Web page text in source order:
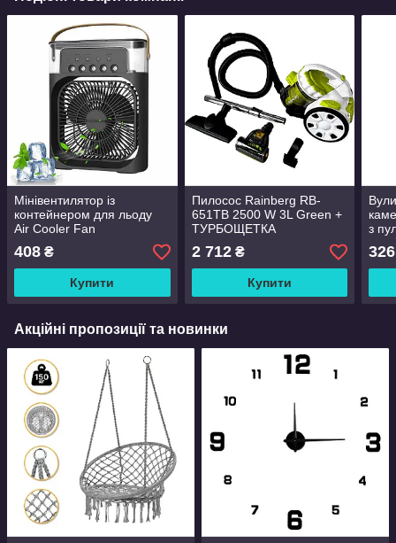
Мінівентилятор із
контейнером для льоду
Air Cooler Fan
408 ₴
Купити
Пилосос Rainberg RB-
651TB 2500 W 3L Green +
ТУРБОЩЕТКА
2 712₴
Купити
з
326
Акційні пропозиції та новинки